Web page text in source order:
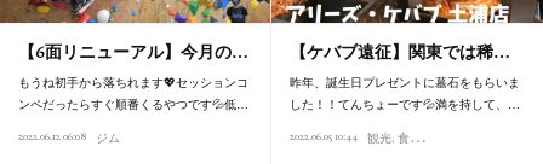
【6面リニューアル】今月の…
もうね初手から落ちれます💖セッションコ
ンペだったらすぐ順番くるやつです💦低…
2022.06.12 06:08 ジム
【ケバブ遠征】関東では稀…
昨年、誕生日プレゼントに墓石をもらいま
した！！てんちょーです💦満を持して、…
2022.06.05 10:44 観光 食べ歩き